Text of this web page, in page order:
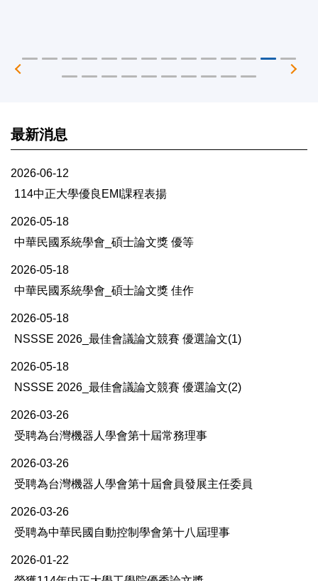
最新消息
2026-06-12
114中正大學優良EMI課程表揚
2026-05-18
中華民國系統學會_碩士論文獎 優等
2026-05-18
中華民國系統學會_碩士論文獎 佳作
2026-05-18
NSSSE 2026_最佳會議論文競賽 優選論文(1)
2026-05-18
NSSSE 2026_最佳會議論文競賽 優選論文(2)
2026-03-26
受聘為台灣機器人學會第十屆常務理事
2026-03-26
受聘為台灣機器人學會第十屆會員發展主任委員
2026-03-26
受聘為中華民國自動控制學會第十八屆理事
2026-01-22